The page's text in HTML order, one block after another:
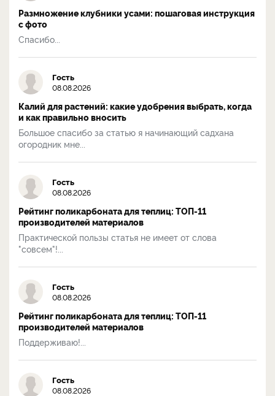
Размножение клубники усами: пошаговая инструкция
с фото
Спасибо...
Гость
08.08.2026
Калий для растений: какие удобрения выбрать, когда
и как правильно вносить
Большое спасибо за статью я начинающий садхана
огородник мне...
Гость
08.08.2026
Рейтинг поликарбоната для теплиц: ТОП-11
производителей материалов
Практической пользы статья не имеет от слова
"совсем"!...
Гость
08.08.2026
Рейтинг поликарбоната для теплиц: ТОП-11
производителей материалов
Поддерживаю!...
Гость
08.08.2026